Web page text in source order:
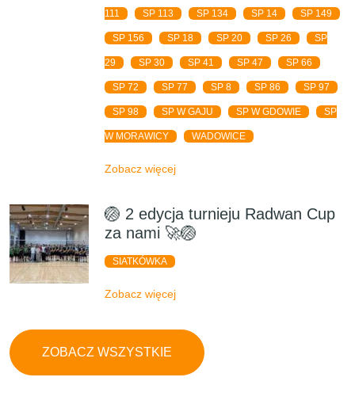
111 SP 113 SP 134 SP 14 SP 149
SP 156 SP 18 SP 20 SP 26 SP
29 SP 30 SP 41 SP 47 SP 66
SP 72 SP 77 SP 8 SP 86 SP 97
SP 98 SP W GAJU SP W GDOWIE SP
W MORAWICY WADOWICE
Zobacz więcej
🏐 2 edycja turnieju Radwan Cup
za nami 🚀🏐
SIATKÓWKA
Zobacz więcej
ZOBACZ WSZYSTKIE